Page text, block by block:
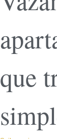
que